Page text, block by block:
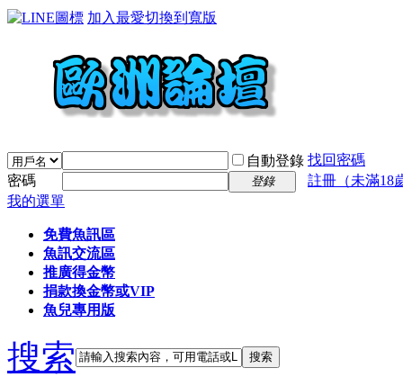
加入最愛切換到寬版
自動登錄 找回密碼
密碼
登錄
註冊（未滿18
我的選單
免費魚訊區
魚訊交流區
推廣得金幣
捐款換金幣或VIP
魚兒專用版
搜索 搜索